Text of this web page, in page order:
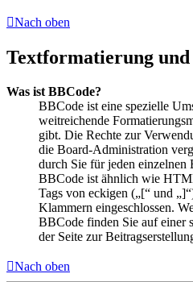
Nach oben
Textformatierung und
Was ist BBCode?
BBCode ist eine spezielle
weitreichende
gibt. Die Rechte zur
die Board-Administration
durch Sie für jeden einzelnen
BBCode ist ähnlich wie
Tags von eckigen („[“ und
Klammern eingeschlossen.
BBCode finden Sie auf einer
der Seite zur
Nach oben